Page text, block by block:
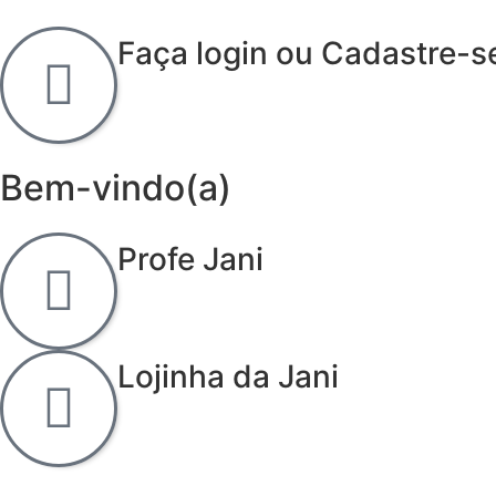
Faça login ou Cadastre-
Bem-vindo(a)
Profe Jani
Lojinha da Jani